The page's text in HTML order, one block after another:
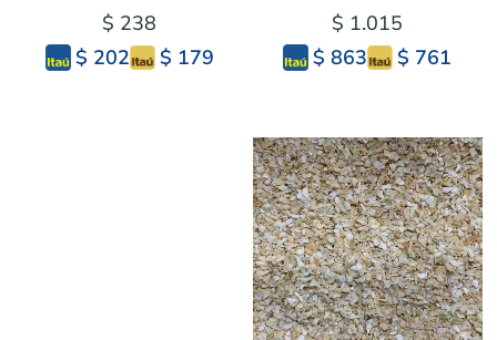
$ 238
$ 202
$ 179
$ 1.015
$ 863
$ 761